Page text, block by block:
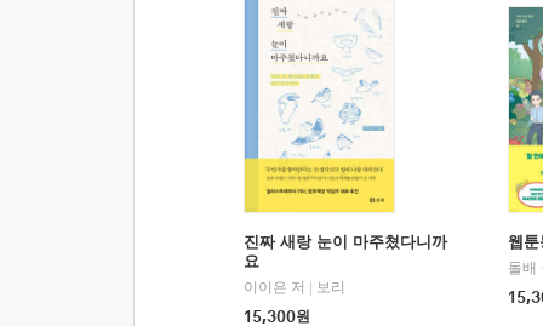
진짜 새랑 눈이 마주쳤다니까
요
이이은 저
보리
15,300원
웹
돌배